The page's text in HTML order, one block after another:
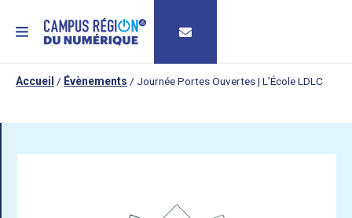
MENU
Accueil / Évènements / Journée Portes Ouvertes | L’École LDLC